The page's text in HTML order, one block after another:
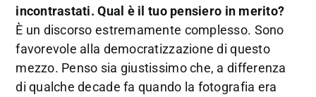
incontrastati. Qual è il tuo pensiero in merito?
È un discorso estremamente complesso. Sono
favorevole alla democratizzazione di questo
mezzo. Penso sia giustissimo che, a differenza
di qualche decade fa quando la fotografia era